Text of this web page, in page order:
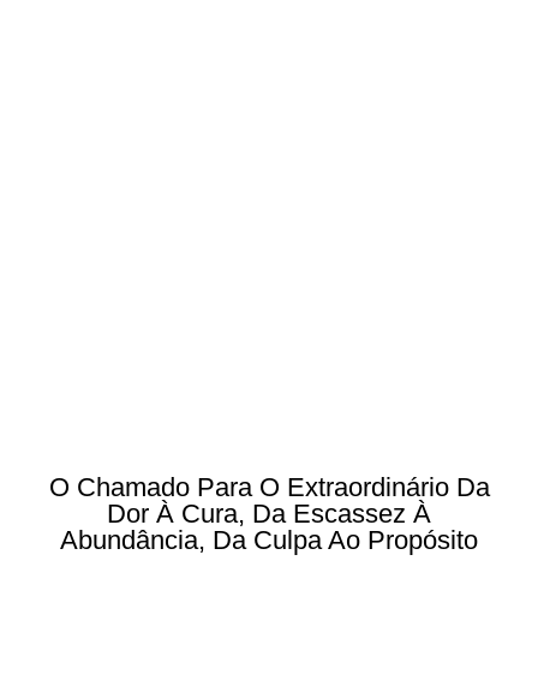
O Chamado Para O Extraordinário Da
Dor À Cura, Da Escassez À
Abundância, Da Culpa Ao Propósito